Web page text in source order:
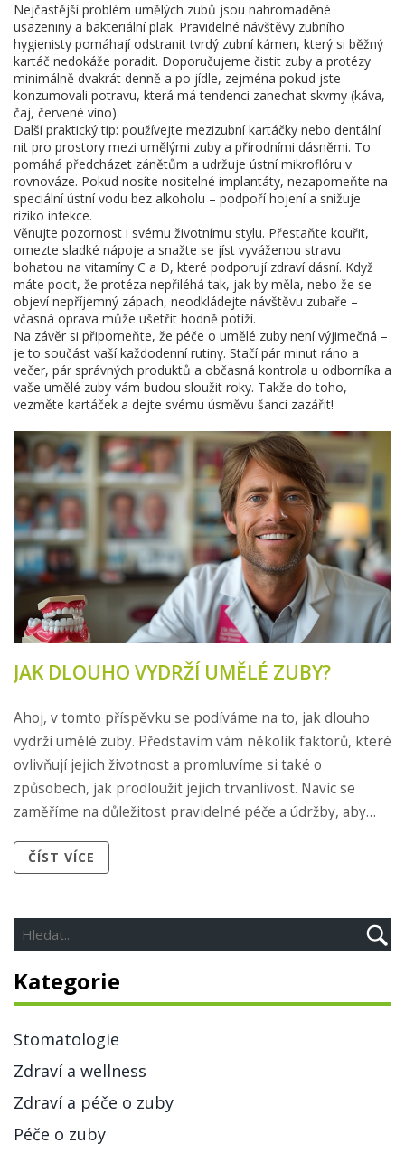
Nejčastější problém umělých zubů jsou nahromaděné
usazeniny a bakteriální plak. Pravidelné návštěvy zubního
hygienisty pomáhají odstranit tvrdý zubní kámen, který si běžný
kartáč nedokáže poradit. Doporučujeme čistit zuby a protézy
minimálně dvakrát denně a po jídle, zejména pokud jste
konzumovali potravu, která má tendenci zanechat skvrny (káva,
čaj, červené víno).
Další praktický tip: používejte mezizubní kartáčky nebo dentální
nit pro prostory mezi umělými zuby a přírodními dásněmi. To
pomáhá předcházet zánětům a udržuje ústní mikroflóru v
rovnováze. Pokud nosíte nositelné implantáty, nezapomeňte na
speciální ústní vodu bez alkoholu – podpoří hojení a snižuje
riziko infekce.
Věnujte pozornost i svému životnímu stylu. Přestaňte kouřit,
omezte sladké nápoje a snažte se jíst vyváženou stravu
bohatou na vitamíny C a D, které podporují zdraví dásní. Když
máte pocit, že protéza nepřiléhá tak, jak by měla, nebo že se
objeví nepříjemný zápach, neodkládejte návštěvu zubaře –
včasná oprava může ušetřit hodně potíží.
Na závěr si připomeňte, že péče o umělé zuby není výjimečná –
je to součást vaší každodenní rutiny. Stačí pár minut ráno a
večer, pár správných produktů a občasná kontrola u odborníka a
vaše umělé zuby vám budou sloužit roky. Takže do toho,
vezměte kartáček a dejte svému úsměvu šanci zazářit!
JAK DLOUHO VYDRŽÍ UMĚLÉ ZUBY?
Ahoj, v tomto příspěvku se podíváme na to, jak dlouho
vydrží umělé zuby. Představím vám několik faktorů, které
ovlivňují jejich životnost a promluvíme si také o
způsobech, jak prodloužit jejich trvanlivost. Navíc se
zaměříme na důležitost pravidelné péče a údržby, aby
prozkoumat!
ČÍST VÍCE
Kategorie
Stomatologie
Zdraví a wellness
Zdraví a péče o zuby
Péče o zuby